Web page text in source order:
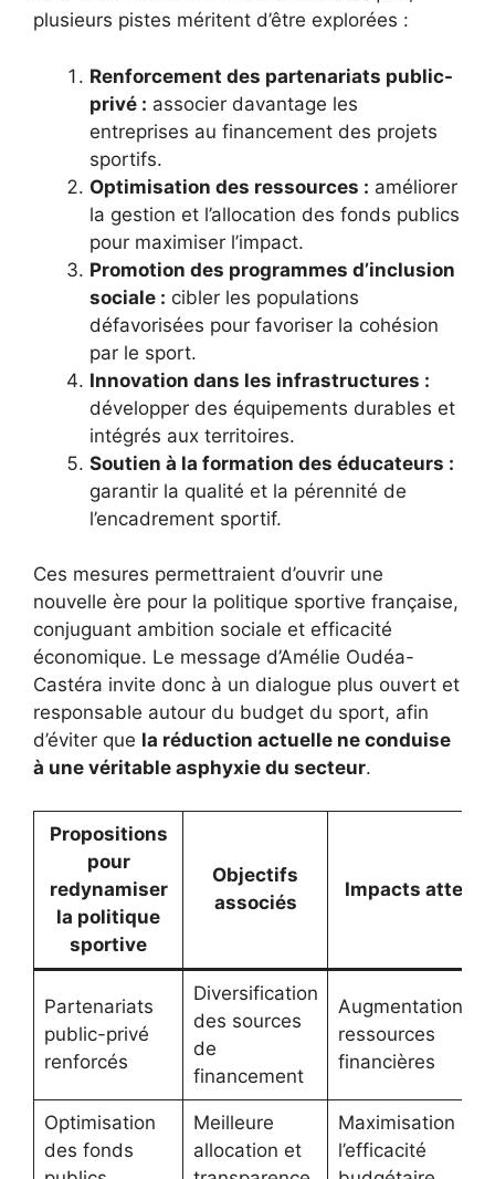
plusieurs pistes méritent d’être explorées :
Renforcement des partenariats public-
privé : associer davantage les
entreprises au financement des projets
sportifs.
Optimisation des ressources : améliorer
la gestion et l’allocation des fonds publics
pour maximiser l’impact.
Promotion des programmes d’inclusion
sociale : cibler les populations
défavorisées pour favoriser la cohésion
par le sport.
Innovation dans les infrastructures :
développer des équipements durables et
intégrés aux territoires.
Soutien à la formation des éducateurs :
garantir la qualité et la pérennité de
l’encadrement sportif.
Ces mesures permettraient d’ouvrir une
nouvelle ère pour la politique sportive française,
conjuguant ambition sociale et efficacité
économique. Le message d’Amélie Oudéa-
Castéra invite donc à un dialogue plus ouvert et
responsable autour du budget du sport, afin
d’éviter que la réduction actuelle ne conduise
à une véritable asphyxie du secteur.
Propositions
pour
redynamiser
la politique
sportive
Objectifs
associés
Impacts
Partenariats
public-privé
renforcés
Diversification
des sources
de
financement
Augmentation
ressources
financières
Optimisation
des fonds
Meilleure
allocation et
Maximisation de
l’efficacité